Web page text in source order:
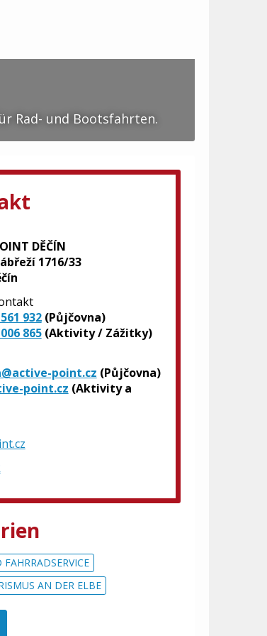
Rad- und Bootsfahrten.
DĚČÍN
1716/33
932(Půjčovna)
865(Aktivity / Zážitky)
point.cz (Půjčovna)
point.cz (Aktivity a
AN DER ELBE